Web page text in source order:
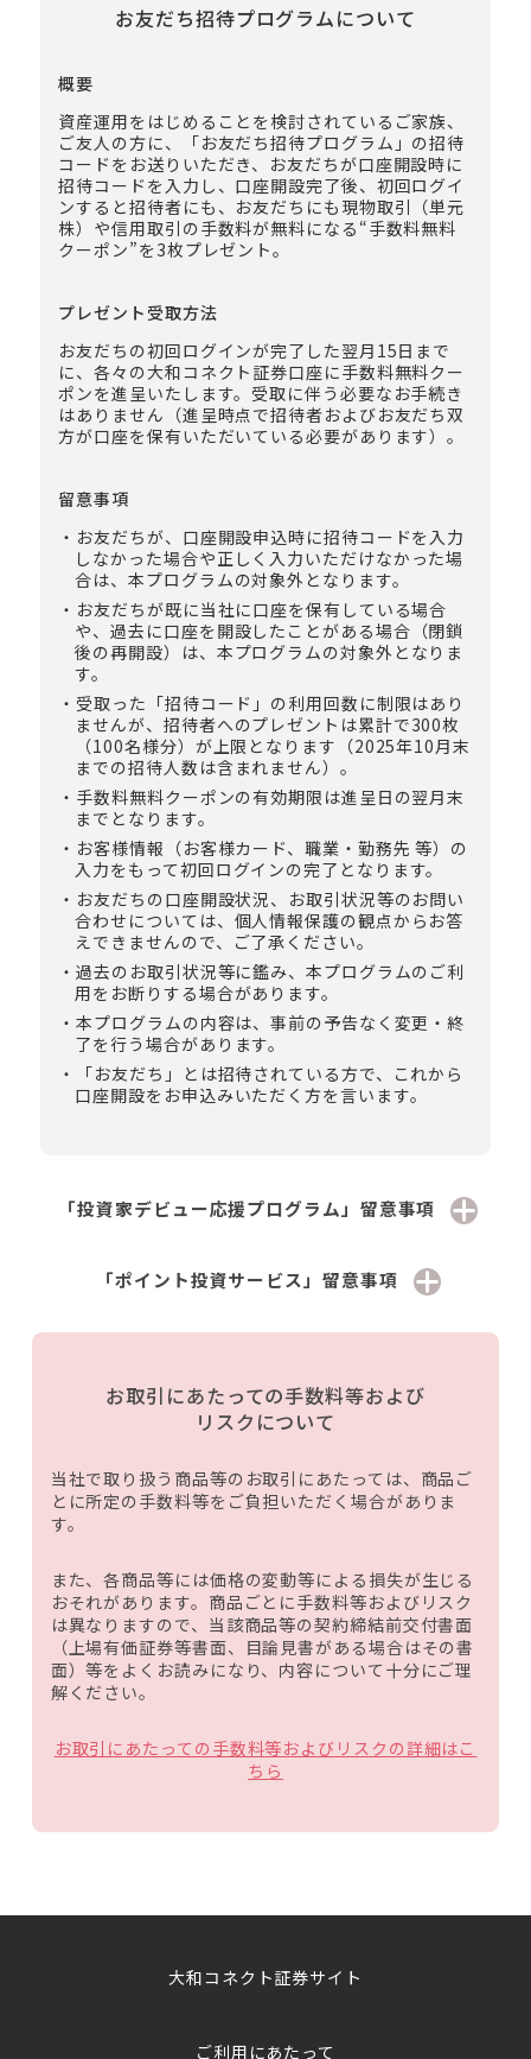
お友だち招待プログラムについて
概要
資産運用をはじめることを検討されているご家族、
ご友人の方に、「お友だち招待プログラム」の招待
コードをお送りいただき、お友だちが口座開設時に
招待コードを入力し、口座開設完了後、初回ログイ
ンすると招待者にも、お友だちにも現物取引（単元
株）や信用取引の手数料が無料になる“手数料無料
クーポン”を3枚プレゼント。
プレゼント受取方法
お友だちの初回ログインが完了した翌月15日まで
に、各々の大和コネクト証券口座に手数料無料クー
ポンを進呈いたします。受取に伴う必要なお手続き
はありません（進呈時点で招待者およびお友だち双
方が口座を保有いただいている必要があります）。
留意事項
お友だちが、口座開設申込時に招待コードを入力
しなかった場合や正しく入力いただけなかった場
合は、本プログラムの対象外となります。
お友だちが既に当社に口座を保有している場合
や、過去に口座を開設したことがある場合（閉鎖
後の再開設）は、本プログラムの対象外となりま
す。
受取った「招待コード」の利用回数に制限はあり
ませんが、招待者へのプレゼントは累計で300枚
（100名様分）が上限となります（2025年10月末
までの招待人数は含まれません）。
手数料無料クーポンの有効期限は進呈日の翌月末
までとなります。
お客様情報（お客様カード、職業・勤務先 等）の
入力をもって初回ログインの完了となります。
お友だちの口座開設状況、お取引状況等のお問い
合わせについては、個人情報保護の観点からお答
えできませんので、ご了承ください。
過去のお取引状況等に鑑み、本プログラムのご利
用をお断りする場合があります。
本プログラムの内容は、事前の予告なく変更・終
了を行う場合があります。
「お友だち」とは招待されている方で、これから
口座開設をお申込みいただく方を言います。
「投資家デビュー応援プログラム」留意事項
「ポイント投資サービス」留意事項
お取引にあたっての手数料等および
リスクについて
当社で取り扱う商品等のお取引にあたっては、商品ご
とに所定の手数料等をご負担いただく場合がありま
す。
また、各商品等には価格の変動等による損失が生じる
おそれがあります。商品ごとに手数料等およびリスク
は異なりますので、当該商品等の契約締結前交付書面
（上場有価証券等書面、目論見書がある場合はその書
面）等をよくお読みになり、内容について十分にご理
解ください。
お取引にあたっての手数料等およびリスクの詳細はこ
ちら
大和コネクト証券サイト
ご利用にあたって